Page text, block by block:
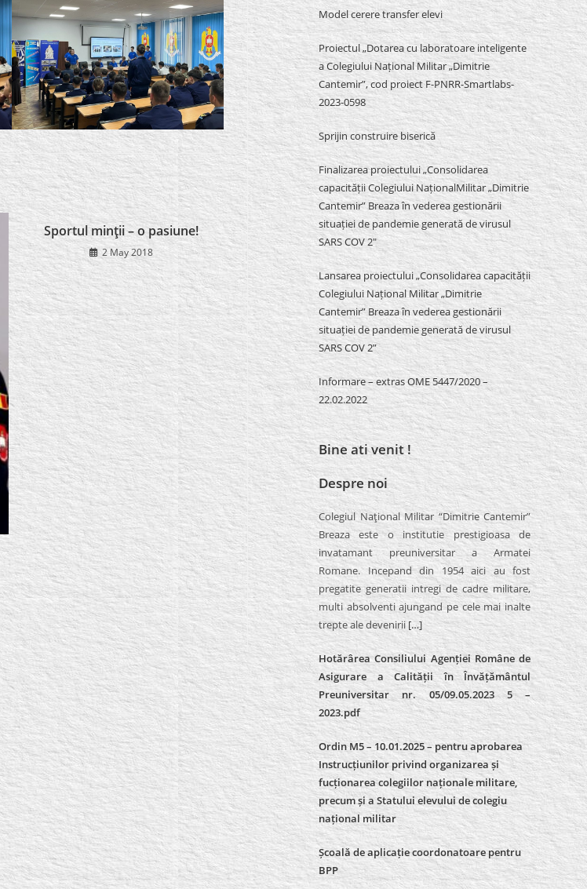
Sportul minţii – o pasiune!
2 May 2018
Model cerere transfer elevi
Proiectul „Dotarea cu laboratoare inteligente
a Colegiului Național Militar „Dimitrie
Cantemir”, cod proiect F-PNRR-Smartlabs-
2023-0598
Sprijin construire biserică
Finalizarea proiectului „Consolidarea
capacității Colegiului NaționalMilitar „Dimitrie
Cantemir” Breaza în vederea gestionării
situației de pandemie generată de virusul
SARS COV 2″
Lansarea proiectului „Consolidarea capacității
Colegiului Național Militar „Dimitrie
Cantemir” Breaza în vederea gestionării
situației de pandemie generată de virusul
SARS COV 2”
Informare – extras OME 5447/2020 –
22.02.2022
Bine ati venit !
Despre noi
Colegiul Naţional Militar “Dimitrie Cantemir”
Breaza este o institutie prestigioasa de
invatamant preuniversitar a Armatei
Romane. Incepand din 1954 aici au fost
pregatite generatii intregi de cadre militare,
multi absolventi ajungand pe cele mai inalte
trepte ale devenirii […]
Hotărârea Consiliului Agenției Române de
Asigurare a Calității în Învățământul
Preuniversitar nr. 05/09.05.2023 5 –
2023.pdf
Ordin M5 – 10.01.2025 – pentru aprobarea
Instrucțiunilor privind organizarea și
fucționarea colegiilor naționale militare,
precum și a Statului elevului de colegiu
național militar
Școală de aplicație coordonatoare pentru
BPP